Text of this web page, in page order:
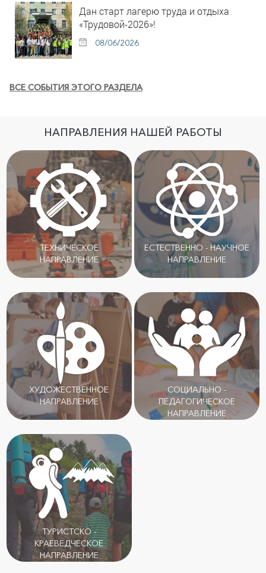
Дан старт лагерю труда и отдыха
«Трудовой-2026»!
08/06/2026
ВСЕ СОБЫТИЯ ЭТОГО РАЗДЕЛА
НАПРАВЛЕНИЯ НАШЕЙ РАБОТЫ
ТЕХНИЧЕСКОЕ
НАПРАВЛЕНИЕ
ЕСТЕСТВЕННО - НАУЧНОЕ
НАПРАВЛЕНИЕ
ХУДОЖЕСТВЕННОЕ
НАПРАВЛЕНИЕ
СОЦИАЛЬНО -
ПЕДАГОГИЧЕСКОЕ
НАПРАВЛЕНИЕ
ТУРИСТСКО -
КРАЕВЕДЧЕСКОЕ
НАПРАВЛЕНИЕ